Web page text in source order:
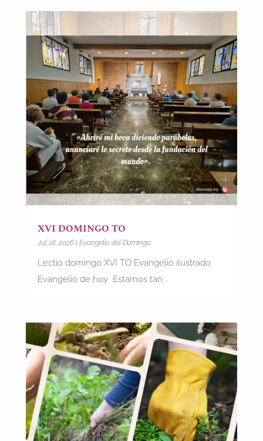
XVI DOMINGO TO
Jul 18, 2026| Evangelio del Domingo
Lectio domingo XVI TO Evangelio ilustrado
Evangelio de hoy Estamos tan...